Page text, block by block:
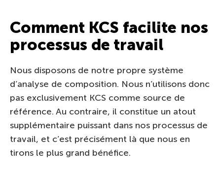
Comment KCS facilite nos
processus de travail
Nous disposons de notre propre système
d’analyse de composition. Nous n’utilisons donc
pas exclusivement KCS comme source de
référence. Au contraire, il constitue un atout
supplémentaire puissant dans nos processus de
travail, et c’est précisément là que nous en
tirons le plus grand bénéfice.